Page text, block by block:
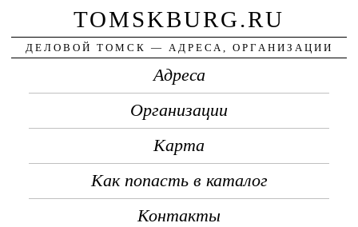
TOMSKBURG.RU
ДЕЛОВОЙ ТОМСК — АДРЕСА, ОРГАНИЗАЦИИ
Адреса
Организации
Карта
Как попасть в каталог
Контакты